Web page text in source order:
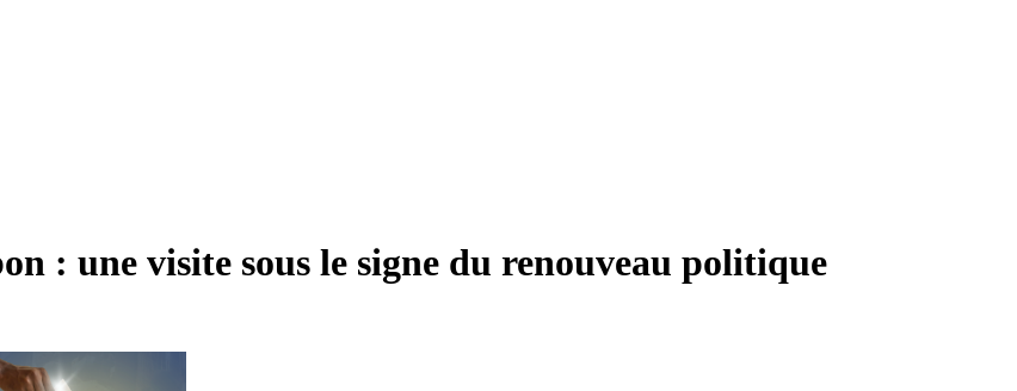
: une visite sous le signe du renouveau politique